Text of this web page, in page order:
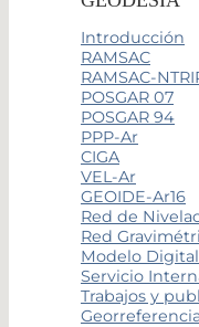
Introducción
RAMSAC
RAMSAC-
POSGAR 07
POSGAR 94
PPP-Ar
CIGA
VEL-Ar
GEOIDE-Ar16
Red de
Red
Modelo
Servicio
Trabajos y